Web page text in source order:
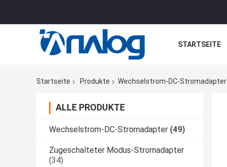
STARTSEITE
Startseite
Produkte Wechselstrom-DC-Stromadapter
ALLE PRODUKTE
Wechselstrom-DC-Stromadapter (49)
Zugeschalteter Modus-Stromadapter
(34)